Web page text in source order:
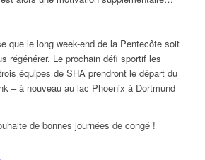
que le long week-end de la Pentecôte soit
régénérer. Le prochain défi sportif les
équipes de SHA prendront le départ du
– à nouveau au lac Phoenix à Dortmund
de bonnes journées de congé !